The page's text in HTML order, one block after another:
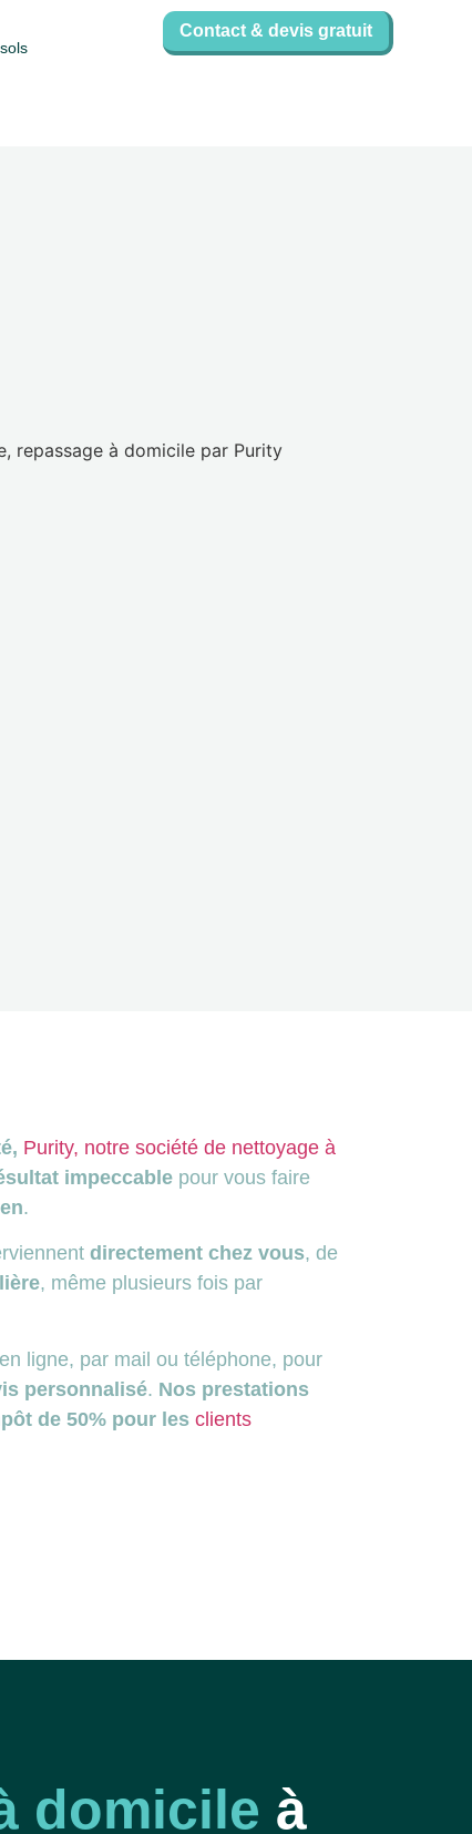
Contact & devis gratuit
Purity, notre société de nettoyage à
impeccable pour vous faire
.
directement chez vous, de
, même plusieurs fois par
ligne, par mail ou téléphone, pour
personnalisé. Nos prestations
de 50% pour les clients
domicile à